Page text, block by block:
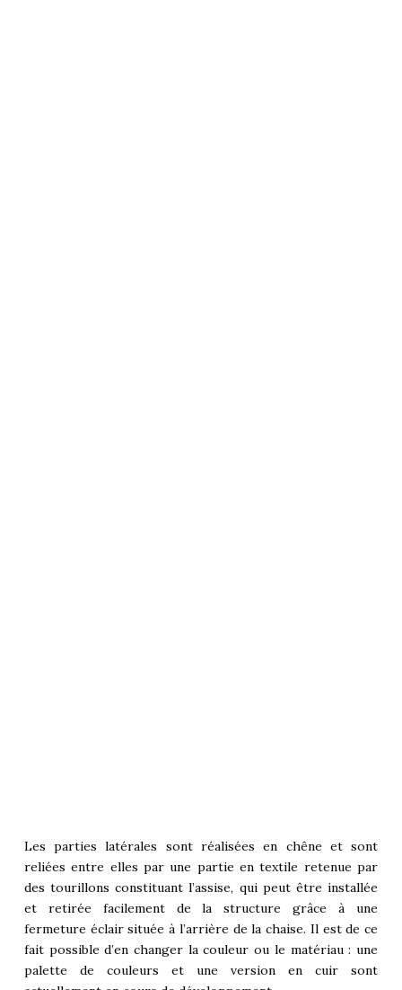
Les parties latérales sont réalisées en chêne et sont
reliées entre elles par une partie en textile retenue par
des tourillons constituant l’assise, qui peut être installée
et retirée facilement de la structure grâce à une
fermeture éclair située à l’arrière de la chaise. Il est de ce
fait possible d’en changer la couleur ou le matériau : une
palette de couleurs et une version en cuir sont